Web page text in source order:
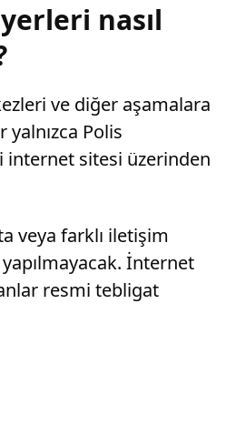
nasıl
ve diğer aşamalara
Polis
internet sitesi üzerinden
veya farklı iletişim
İnternet
resmi tebligat